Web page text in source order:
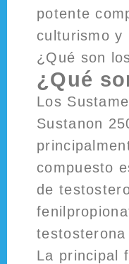
potente
culturismo y
¿Qué son
¿Qué
Los
Sustanon
compuesto
de
La principal